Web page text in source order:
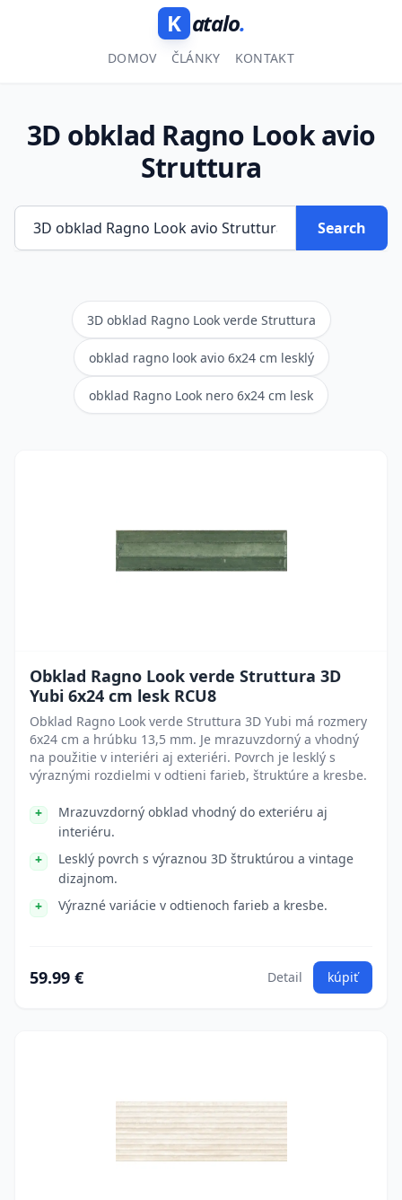
K atalo.
DOMOV ČLÁNKY KONTAKT
3D obklad Ragno Look avio
Struttura
Search
3D obklad Ragno Look verde Struttura
obklad ragno look avio 6x24 cm lesklý
obklad Ragno Look nero 6x24 cm lesk
Obklad Ragno Look verde Struttura 3D
Yubi 6x24 cm lesk RCU8
Obklad Ragno Look verde Struttura 3D Yubi má rozmery
6x24 cm a hrúbku 13,5 mm. Je mrazuvzdorný a vhodný
na použitie v interiéri aj exteriéri. Povrch je lesklý s
výraznými rozdielmi v odtieni farieb, štruktúre a kresbe.
Mrazuvzdorný obklad vhodný do exteriéru aj
interiéru.
Lesklý povrch s výraznou 3D štruktúrou a vintage
dizajnom.
Výrazné variácie v odtienoch farieb a kresbe.
59.99 € Detail kúpiť